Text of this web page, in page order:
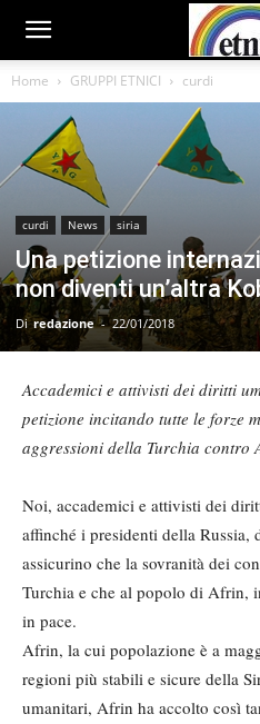
Home GRUPPI ETNICI curdi
curdi News siria
Una petizione
non diventi un’altra
Di redazione - 22/01/2018
Accademici e attivisti dei diritti
petizione incitando tutte le forze
aggressioni della Turchia contro
Noi, accademici e attivisti dei
affinché i presidenti della Russia,
assicurino che la sovranità dei
Turchia e che al popolo di Afrin,
in pace.
Afrin, la cui popolazione è a
regioni più stabili e sicure della
umanitari, Afrin ha accolto così